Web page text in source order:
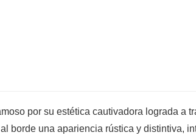
por su estética cautivadora lograda a
borde una apariencia rústica y distintiva,